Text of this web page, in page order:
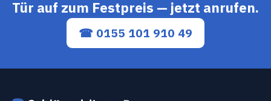
Tür auf zum Festpreis — jetzt anrufen.
☎ 0155 101 910 49